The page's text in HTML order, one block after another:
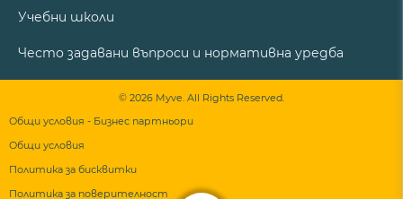
Учебни школи
Често задавани въпроси и нормативна уредба
© 2026 Myve. All Rights Reserved.
Общи условия - Бизнес партньори
Общи условия
Политика за бисквитки
Политика за поверителност